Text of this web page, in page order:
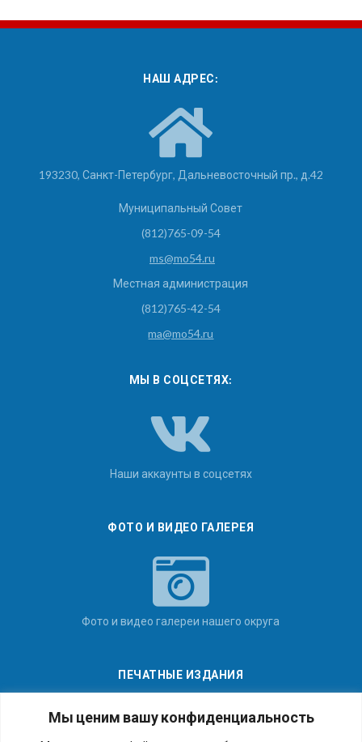
Мы ценим вашу конфиденциальность
НАШ АДРЕС:
193230, Санкт-Петербург, Дальневосточный пр., д.42
Муниципальный Совет
(812)765-09-54
ms@mo54.ru
Местная администрация
(812)765-42-54
ma@mo54.ru
МЫ В СОЦСЕТЯХ:
Наши аккаунты в соцсетях
ФОТО И ВИДЕО ГАЛЕРЕЯ
Фото и видео галереи нашего округа
ПЕЧАТНЫЕ ИЗДАНИЯ